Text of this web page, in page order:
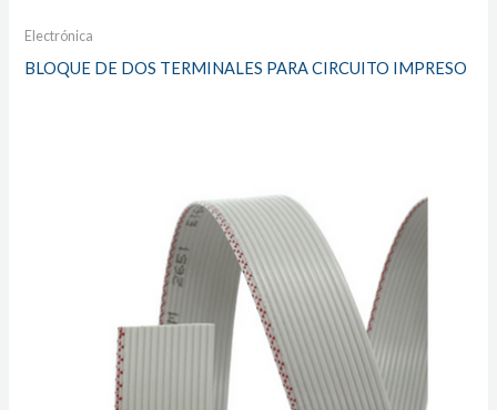
Electrónica
BLOQUE DE DOS TERMINALES PARA CIRCUITO IMPRESO